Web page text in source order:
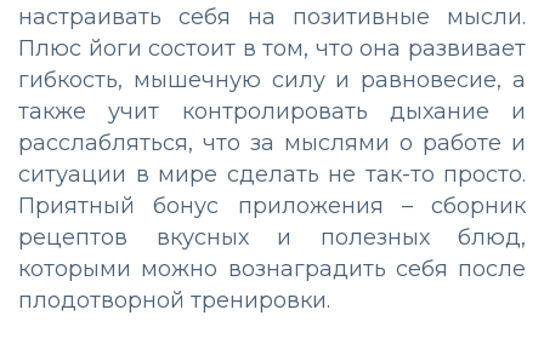
настраивать себя на позитивные мысли.
Плюс йоги состоит в том, что она развивает
гибкость, мышечную силу и равновесие, а
также учит контролировать дыхание и
расслабляться, что за мыслями о работе и
ситуации в мире сделать не так-то просто.
Приятный бонус приложения – сборник
рецептов вкусных и полезных блюд,
которыми можно вознаградить себя после
плодотворной тренировки.